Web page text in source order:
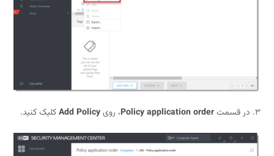
Policy application order، رویAdd Policyکلیک کنید.